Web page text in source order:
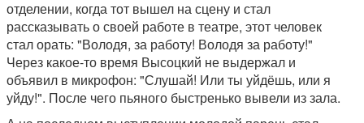
отделении, когда тот вышел на сцену и стал
рассказывать о своей работе в театре, этот человек
стал орать: "Володя, за работу! Володя за работу!"
Через какое-то время Высоцкий не выдержал и
объявил в микрофон: "Слушай! Или ты уйдёшь, или я
уйду!". После чего пьяного быстренько вывели из зала.